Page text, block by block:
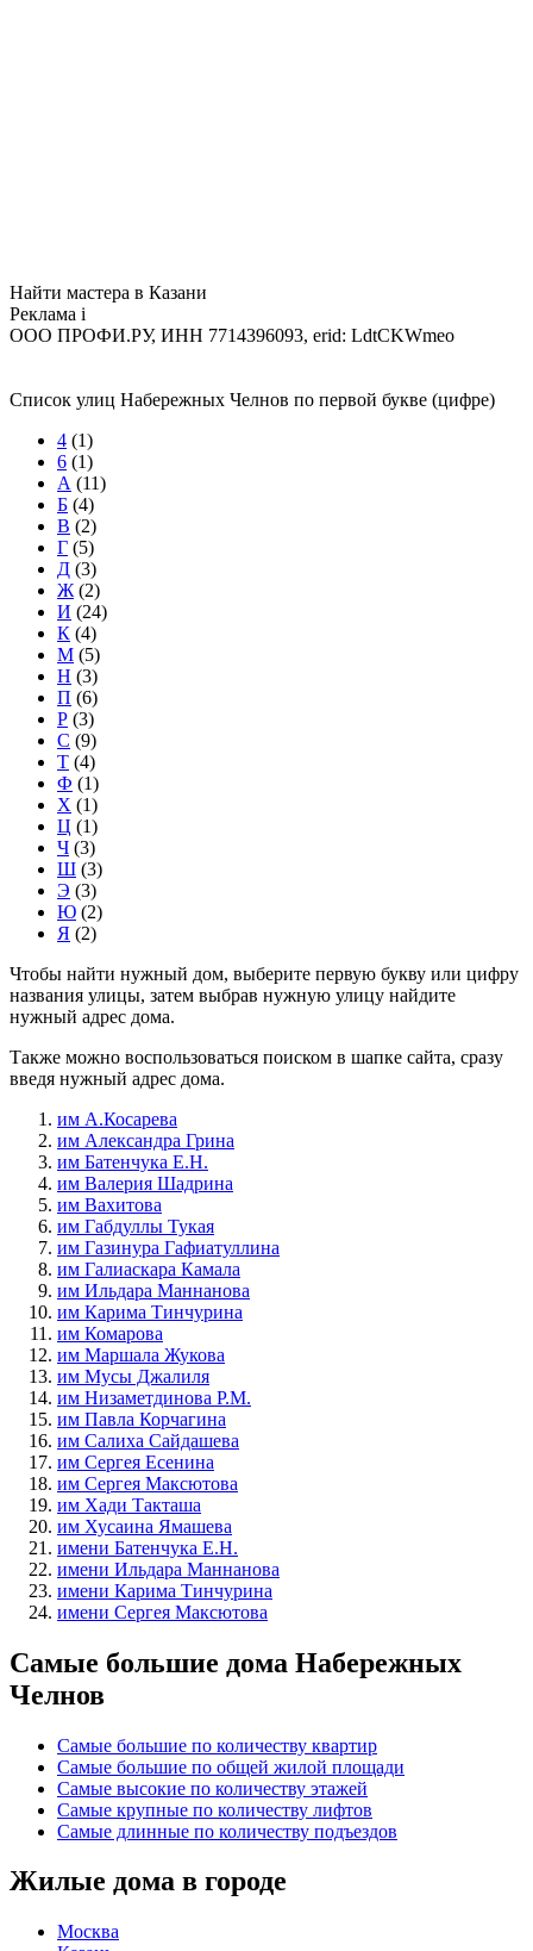
Найти мастера в Казани
Реклама i
ООО ПРОФИ.РУ, ИНН 7714396093, erid: LdtCKWmeo
Список улиц Набережных Челнов по первой букве (цифре)
4 (1)
6 (1)
А (11)
Б (4)
В (2)
Г (5)
Д (3)
Ж (2)
И (24)
К (4)
М (5)
Н (3)
П (6)
Р (3)
С (9)
Т (4)
Ф (1)
Х (1)
Ц (1)
Ч (3)
Ш (3)
Э (3)
Ю (2)
Я (2)
Чтобы найти нужный дом, выберите первую букву или цифру
названия улицы, затем выбрав нужную улицу найдите
нужный адрес дома.
Также можно воспользоваться поиском в шапке сайта, сразу
введя нужный адрес дома.
им А.Косарева
им Александра Грина
им Батенчука Е.Н.
им Валерия Шадрина
им Вахитова
им Габдуллы Тукая
им Газинура Гафиатуллина
им Галиаскара Камала
им Ильдара Маннанова
им Карима Тинчурина
им Комарова
им Маршала Жукова
им Мусы Джалиля
им Низаметдинова Р.М.
им Павла Корчагина
им Салиха Сайдашева
им Сергея Есенина
им Сергея Максютова
им Хади Такташа
им Хусаина Ямашева
имени Батенчука Е.Н.
имени Ильдара Маннанова
имени Карима Тинчурина
имени Сергея Максютова
Самые большие дома Набережных
Челнов
Самые большие по количеству квартир
Самые большие по общей жилой площади
Самые высокие по количеству этажей
Самые крупные по количеству лифтов
Самые длинные по количеству подъездов
Жилые дома в городе
Москва